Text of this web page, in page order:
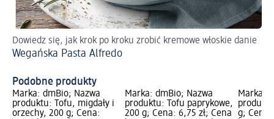
Dowiedz się, jak krok po kroku zrobić kremowe włoskie danie
Wegańska Pasta Alfredo
Podobne produkty
Marka: dmBio; Nazwa
produktu: Tofu, migdały i
orzechy, 200 g; Cena:
Marka: dmBio; Nazwa
produktu: Tofu paprykowe,
200 g; Cena: 6,75 zł; Cena
Marka:
g; Cena: